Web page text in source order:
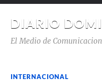
DIARIO
El Medio de Comunicacion
INTERNACIONAL